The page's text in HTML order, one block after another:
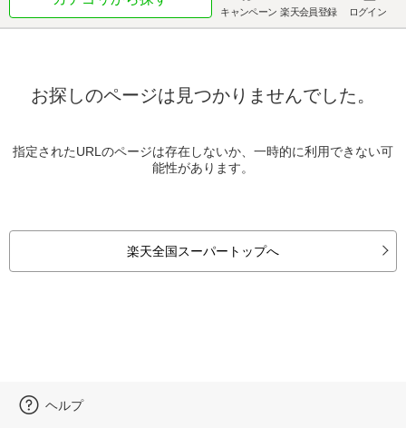
キャンペーン 楽天会員登録 ログイン
お探しのページは見つかりませんでした。
指定されたURLのページは存在しないか、一時的に利用できない可
能性があります。
楽天全国スーパートップへ
ヘルプ